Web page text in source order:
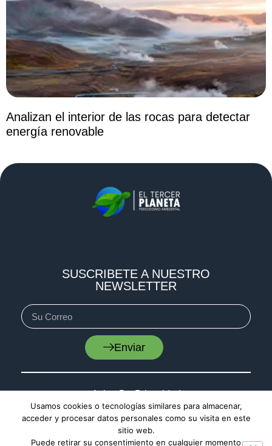
Analizan el interior de las rocas para detectar
energía renovable
SUSCRIBETE A NUESTRO
NEWSLETTER
Enviar
Aviso De Privacidad
Cookies
Mapa De Sitio
Usamos cookies o tecnologías similares para almacenar,
acceder y procesar datos personales como su visita en este
sitio web.
Puede retirar su consentimiento en cualquier momento